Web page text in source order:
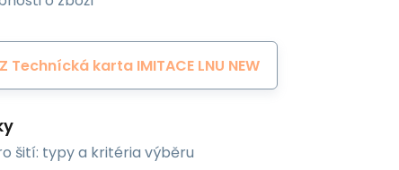
Technícká karta IMITACE LNU NEW
šití: typy a kritéria výběru